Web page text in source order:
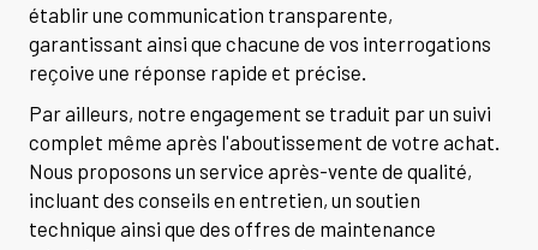
établir une communication transparente,
garantissant ainsi que chacune de vos interrogations
reçoive une réponse rapide et précise.
Par ailleurs, notre engagement se traduit par un suivi
complet même après l'aboutissement de votre achat.
Nous proposons un service après-vente de qualité,
incluant des conseils en entretien, un soutien
technique ainsi que des offres de maintenance